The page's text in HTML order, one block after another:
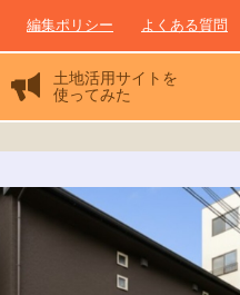
編集ポリシー よくある質問
土地活用サイトを
使ってみた